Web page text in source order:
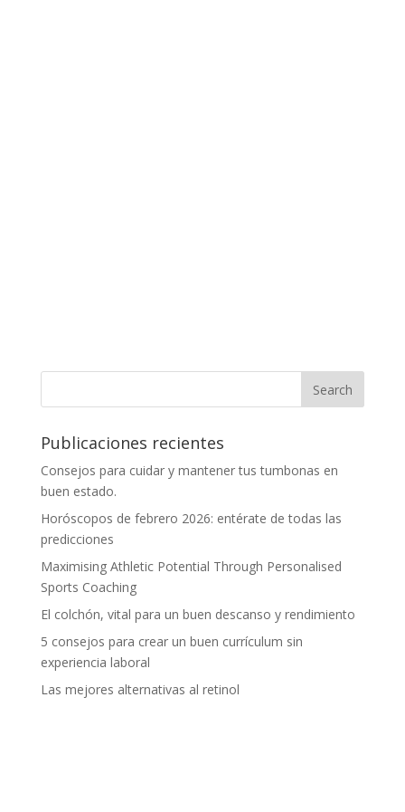
Publicaciones recientes
Consejos para cuidar y mantener tus tumbonas en
buen estado.
Horóscopos de febrero 2026: entérate de todas las
predicciones
Maximising Athletic Potential Through Personalised
Sports Coaching
El colchón, vital para un buen descanso y rendimiento
5 consejos para crear un buen currículum sin
experiencia laboral
Las mejores alternativas al retinol